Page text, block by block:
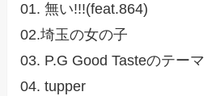
01. 無い!!!(feat.864)
02.埼玉の女の子
03. P.G Good Tasteのテーマ
04. tupper